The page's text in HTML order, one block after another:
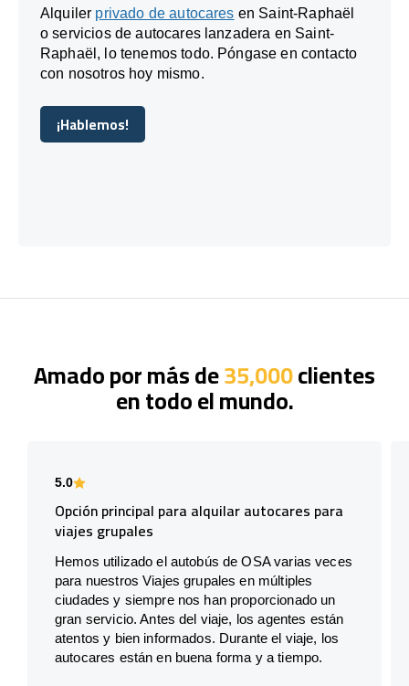
Alquiler privado de autocares en Saint-Raphaël
o servicios de autocares lanzadera en Saint-
Raphaël, lo tenemos todo. Póngase en contacto
con nosotros hoy mismo.
¡Hablemos!
¡Hablemos!
Amado por más de35,000clientes
en todo el mundo.
5.0
Opción principal para alquilar autocares para
viajes grupales
Hemos utilizado el autobús de OSA varias veces
para nuestros Viajes grupales en múltiples
ciudades y siempre nos han proporcionado un
gran servicio. Antes del viaje, los agentes están
atentos y bien informados. Durante el viaje, los
autocares están en buena forma y a tiempo.